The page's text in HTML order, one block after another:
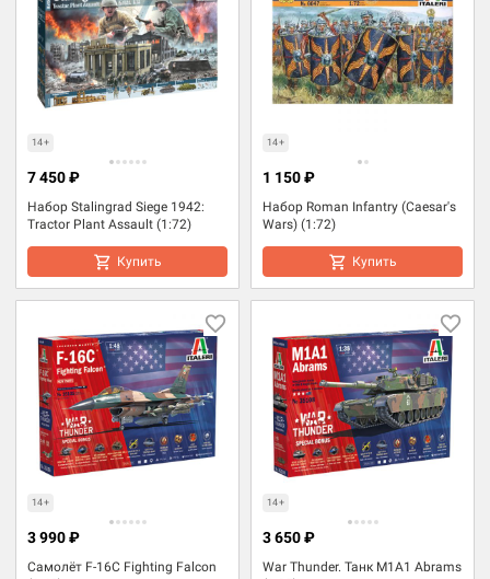
14+
Набор Stalingrad Siege 1942:
Tractor Plant Assault (1:72)
7 450 ₽
Купить
14+
Набор Roman Infantry (Caesar's
Wars) (1:72)
1 150 ₽
Купить
14+
Самолёт F-16C Fighting Falcon
3 990 ₽
14+
War Thunder. Танк M1A1 Abrams
3 650 ₽